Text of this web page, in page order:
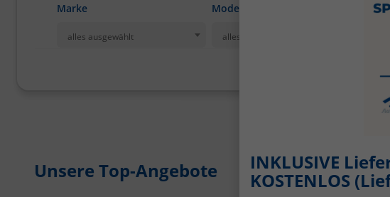
Marke
alles ausgewählt
Modell
alles ausgewählt
Unsere Top-Angebote INKLUSIVE
KOSTENLOS